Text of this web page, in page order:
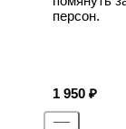
персон.
1 950